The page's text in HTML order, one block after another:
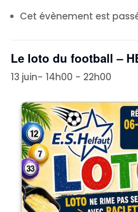
Cet évènement est
Le loto du football –
13 juin- 14h00 - 22h00